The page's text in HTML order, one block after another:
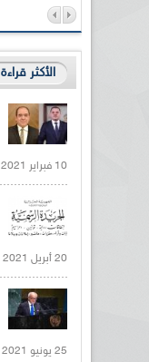
الأكثر قراءة
10 فبراير 2021 |
20 أبريل 2021 |
25 يونيو 2021 |